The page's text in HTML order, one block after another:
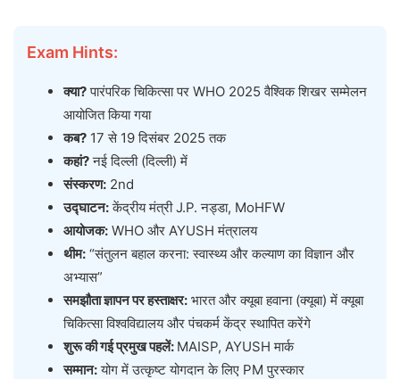
Exam Hints:
क्या?पारंपरिक चिकित्सा पर WHO 2025 वैश्विक शिखर सम्मेलन
आयोजित किया गया
कब? 17 से 19 दिसंबर 2025 तक
कहां?नई दिल्ली (दिल्ली) में
संस्करण: 2nd
उद्घाटन:केंद्रीय मंत्री J.P. नड्डा, MoHFW
आयोजक: WHO और AYUSH मंत्रालय
थीम: “संतुलन बहाल करना: स्वास्थ्य और कल्याण का विज्ञान और
अभ्यास”
समझौता ज्ञापन पर हस्ताक्षर: भारत और क्यूबा हवाना (क्यूबा) में क्यूबा
चिकित्सा विश्वविद्यालय और पंचकर्म केंद्र स्थापित करेंगे
शुरू की गई प्रमुख पहलें: MAISP, AYUSH मार्क
सम्मान:योग में उत्कृष्ट योगदान के लिए PM पुरस्कार